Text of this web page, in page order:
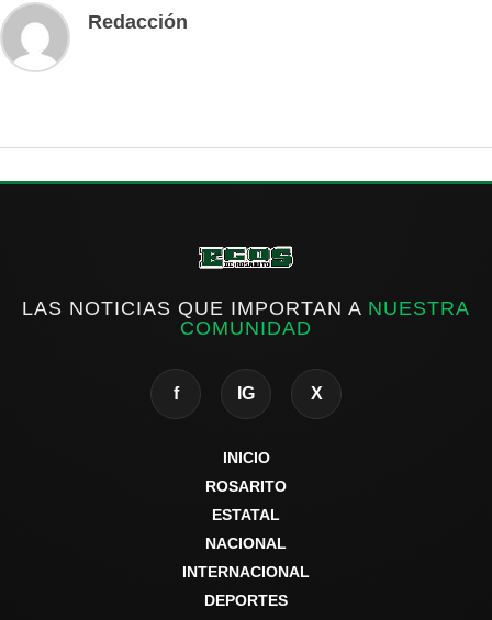
Redacción
LAS NOTICIAS QUE IMPORTAN A NUESTRA
COMUNIDAD
f IG X
INICIO
ROSARITO
ESTATAL
NACIONAL
INTERNACIONAL
DEPORTES